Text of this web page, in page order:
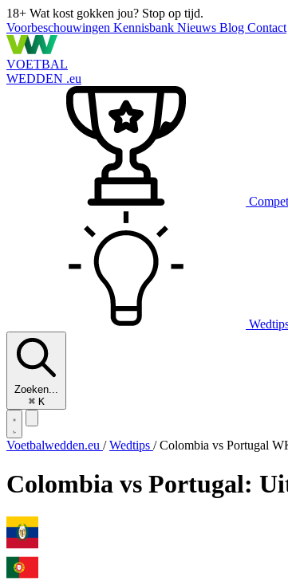
18+ Wat kost gokken jou? Stop op tijd.
Voorbeschouwingen Kennisbank Nieuws Blog Contact
VOETBAL
WEDDEN .eu
Zoeken...
⌘ K
Voetbalwedden.eu / Wedtips / Colombia vs Portugal
Colombia vs Portugal: